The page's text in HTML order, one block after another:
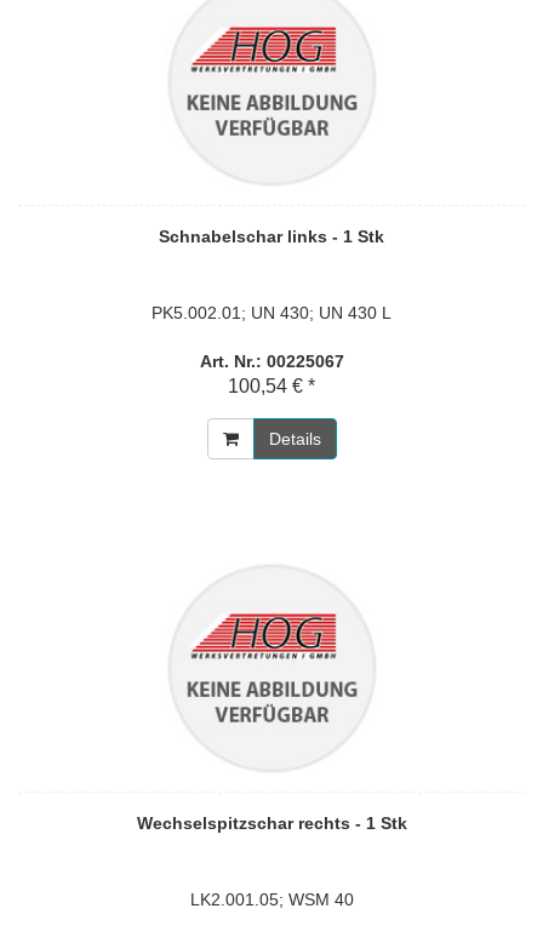
Schnabelschar links - 1 Stk
PK5.002.01; UN 430; UN 430 L
Art. Nr.: 00225067
100,54 € *
Details
Wechselspitzschar rechts - 1 Stk
LK2.001.05; WSM 40